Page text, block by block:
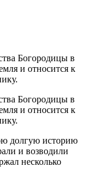
Богородицы в
и относится к
Богородицы в
и относится к
долгую историю
и возводили
несколько